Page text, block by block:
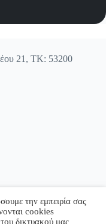
21, ΤΚ: 53200
την εμπειρία σας
cookies
του δικτυακού μας